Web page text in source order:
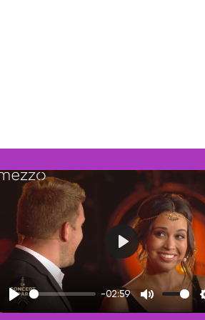
Play
-02:59
Mute
Play